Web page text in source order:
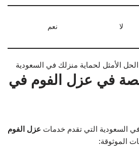
لا نعم
في عزل الفوم في
السعودية التي تقدم خدمات عزل الفوم
الموثوقة: